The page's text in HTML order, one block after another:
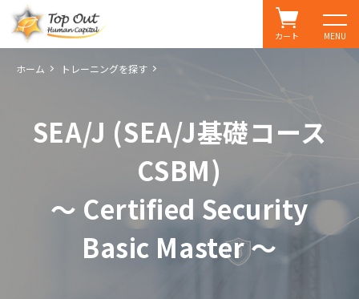
MENU
カート
ホーム トレーニングを探す
SEA/J (SEA/J基礎コース
CSBM)
～ Certified Security
Basic Master ～